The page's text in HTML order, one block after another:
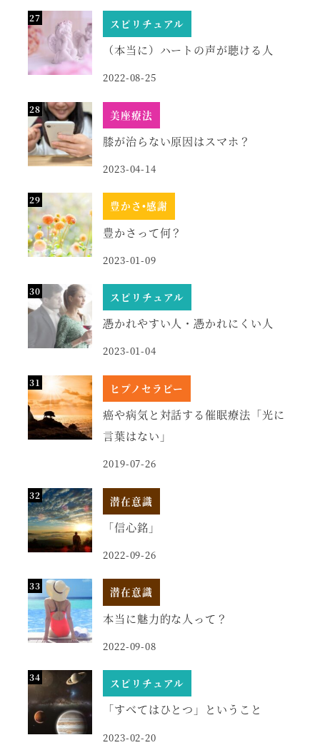
スピリチュアル
（本当に）ハートの声が聴ける人
2022-08-25
美座療法
膝が治らない原因はスマホ？
2023-04-14
豊かさ•感謝
豊かさって何？
2023-01-09
スピリチュアル
憑かれやすい人・憑かれにくい人
2023-01-04
ヒプノセラピー
癌や病気と対話する催眠療法「光に
言葉はない」
2019-07-26
潜在意識
「信心銘」
2022-09-26
潜在意識
本当に魅力的な人って？
2022-09-08
スピリチュアル
「すべてはひとつ」ということ
2023-02-20